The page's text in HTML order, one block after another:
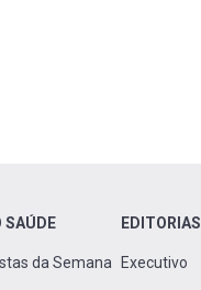
SAÚDE
da Semana
EDITORIAS
Executivo